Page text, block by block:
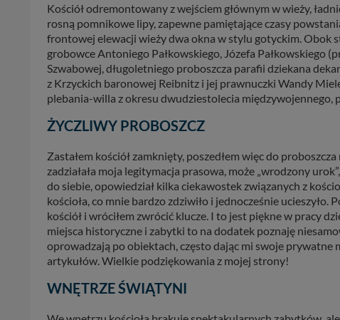
Kościół odremontowany z wejściem głównym w wieży,
rosną pomnikowe lipy, zapewne pamiętające czasy
frontowej elewacji wieży dwa okna w stylu gotyckim. Obok
grobowce Antoniego Pałkowskiego, Józefa Pałkowskiego
Szwabowej, długoletniego proboszcza parafii dziekana
z Krzyckich baronowej Reibnitz i jej prawnuczki Wandy
plebania-willa z okresu dwudziestolecia międzywojennego,
ŻYCZLIWY PROBOSZCZ
Zastałem kościół zamknięty, poszedłem więc do
zadziałała moja legitymacja prasowa, może „wrodzony
do siebie, opowiedział kilka ciekawostek związanych z
kościoła, co mnie bardzo zdziwiło i jednocześnie ucieszyło.
kościół i wróciłem zwrócić klucze. I to jest piękne w pracy
miejsca historyczne i zabytki to na dodatek poznaję
oprowadzają po obiektach, często dając mi swoje prywatne
artykułów. Wielkie podziękowania z mojej strony!
WNĘTRZE ŚWIĄTYNI